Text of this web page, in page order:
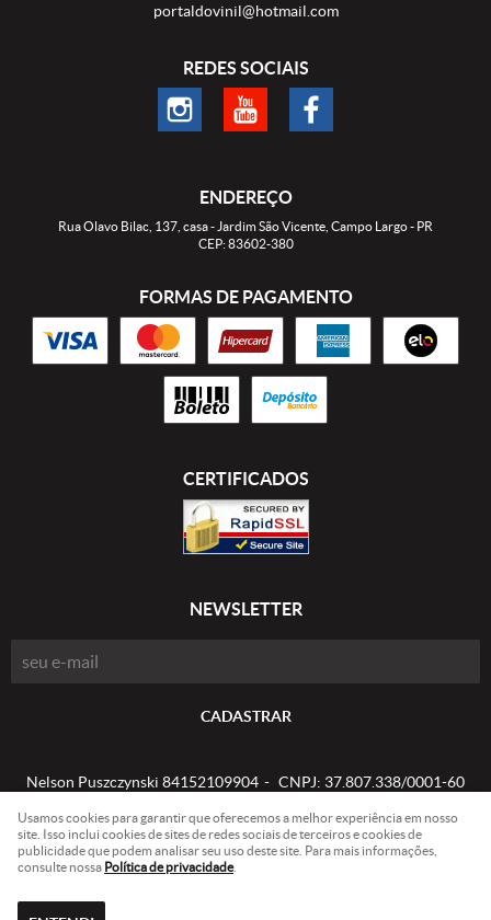
portaldovinil@hotmail.com
REDES SOCIAIS
ENDEREÇO
Rua Olavo Bilac, 137, casa- Jardim São Vicente, Campo Largo- PR
CEP: 83602-380
FORMAS DE PAGAMENTO
CERTIFICADOS
NEWSLETTER
CADASTRAR
Nelson Puszczynski 84152109904 CNPJ: 37.807.338/0001-60
LOJA VIRTUAL CRIADA POR
Usamos cookies para garantir que oferecemos a melhor experiência em nosso
site. Isso inclui cookies de sites de redes sociais de terceiros e cookies de
publicidade que podem analisar seu uso deste site. Para mais informações,
consulte nossa Política de privacidade.